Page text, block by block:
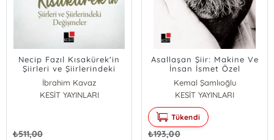
Necip Fazıl Kısakürek'in
Şiirleri ve Şiirlerindeki
Değişimler
İbrahim Kavaz
KESİT YAYINLARI
₺511,00
Asallaşan Şiir: Makine Ve
İnsan İsmet Özel
Kemal Şamlıoğlu
KESİT YAYINLARI
Tükendi
₺193,00